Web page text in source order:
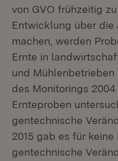
von GVO frühzeitig
Entwicklung über die
machen, werden
Ernte in
und Mühlenbetrieben
des Monitorings
Ernteproben
gentechnische
2015 gab es für
gentechnische